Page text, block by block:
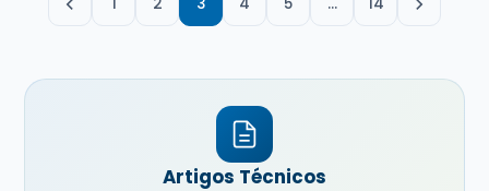
Artigos Técnicos